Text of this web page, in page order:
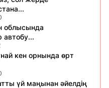
облысында
кен орнында өрт
үй маңынан әйелдің